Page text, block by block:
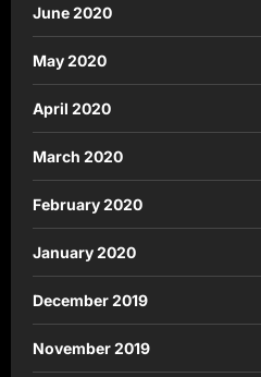
June 2020
May 2020
April 2020
March 2020
February 2020
January 2020
December 2019
November 2019